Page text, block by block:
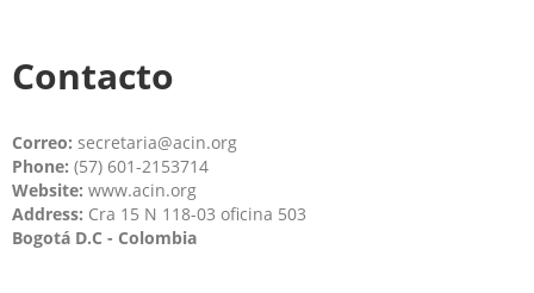
Contacto
Correo: secretaria@acin.org
Phone: (57) 601-2153714
Website: www.acin.org
Address: Cra 15 N 118-03 oficina 503
Bogotá D.C - Colombia